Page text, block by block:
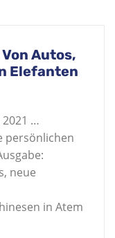
Autos,
Elefanten
2021 …
persönlichen
neue
in Atem